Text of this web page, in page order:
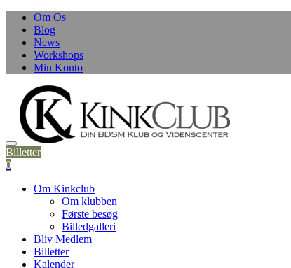
Skip
content
Om Os
Blog
News
Workshops
Min Konto
Billetter
0
Om Kinkclub
Om klubben
Første besøg
Billedgalleri
Bliv Medlem
Billetter
Kalender